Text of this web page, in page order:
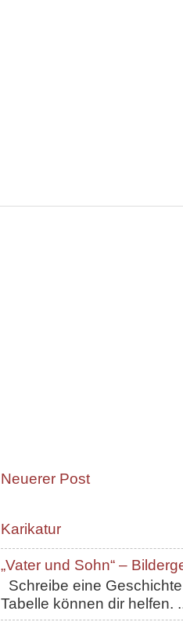
Neuerer Post
Karikatur
„Vater und Sohn“ –
Schreibe eine
Tabelle können dir helfen.